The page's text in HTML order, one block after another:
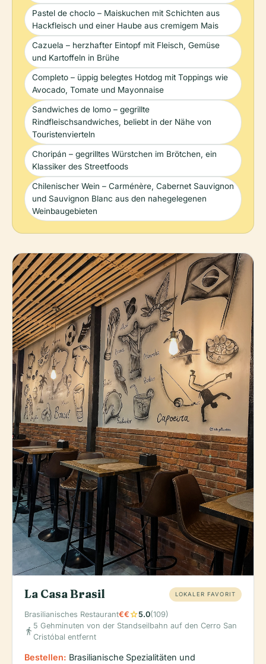
Pastel de choclo – Maiskuchen mit Schichten aus
Hackfleisch und einer Haube aus cremigem Mais
Cazuela – herzhafter Eintopf mit Fleisch, Gemüse
und Kartoffeln in Brühe
Completo – üppig belegtes Hotdog mit Toppings wie
Avocado, Tomate und Mayonnaise
Sandwiches de lomo – gegrillte
Rindfleischsandwiches, beliebt in der Nähe von
Touristenvierteln
Choripán – gegrilltes Würstchen im Brötchen, ein
Klassiker des Streetfoods
Chilenischer Wein – Carménère, Cabernet Sauvignon
und Sauvignon Blanc aus den nahegelegenen
Weinbaugebieten
La Casa Brasil LOKALER FAVORIT
Brasilianisches Restaurant€€star5.0(109)
directions_walk 5 Gehminuten von der Standseilbahn auf den Cerro San
Cristóbal entfernt
Bestellen: Brasilianische Spezialitäten und